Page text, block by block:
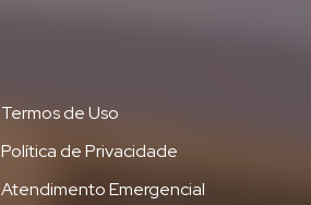
Termos de Uso
Política de Privacidade
Atendimento Emergencial